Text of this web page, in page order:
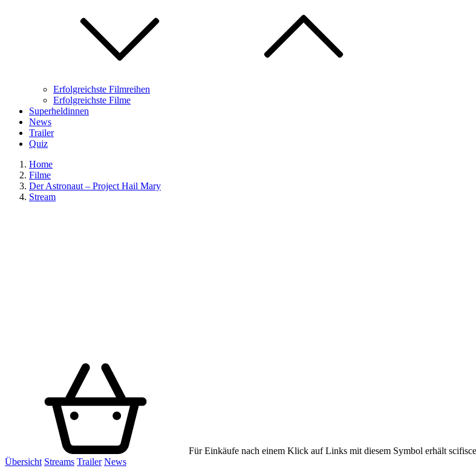
Erfolgreichste Filmreihen
Erfolgreichste Filme
Superheldinnen
News
Trailer
Quiz
Home
Filme
Der Astronaut – Project Hail Mary
Stream
Für Einkäufe nach einem Klick auf Links mit diesem Symbol erhält
Übersicht Streams Trailer News